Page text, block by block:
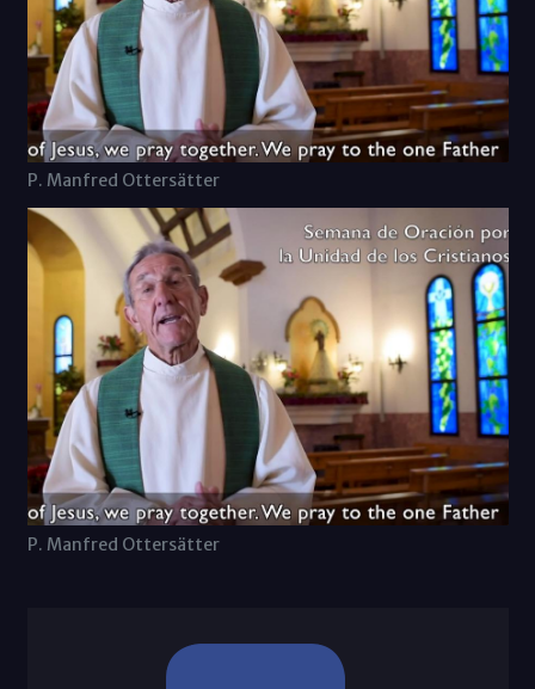
P. Manfred Ottersätter
P. Manfred Ottersätter